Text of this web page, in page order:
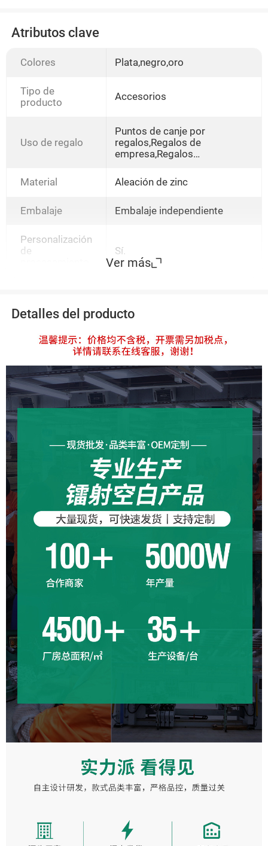
Atributos clave
Colores Plata,negro,oro
Tipo de
producto
Accesorios
Uso de regalo
Puntos de canje por
regalos,Regalos de
empresa,Regalos
promocionales,Regalos de
reunión,Productos
bienestar,Regalos
Material Aleación de zinc
Embalaje Embalaje independiente
Personalización
de
Sí.
Ver más
Detalles del producto